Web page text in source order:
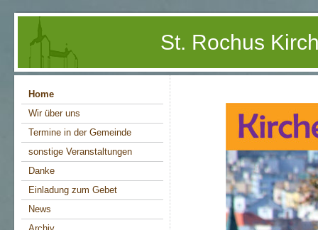
St. Rochus
Home
Wir über uns
Termine in der Gemeinde
sonstige Veranstaltungen
Danke
Einladung zum Gebet
News